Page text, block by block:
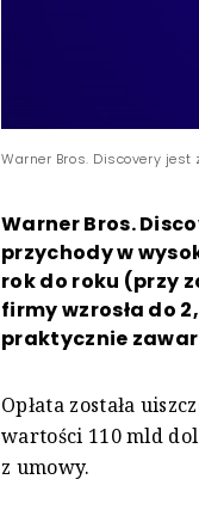
Warner Bros. Discovery
Warner Bros.
przychody w
rok do roku (przy
firmy wzrosła do
praktycznie
Opłata została
wartości 110 mld
z umowy.